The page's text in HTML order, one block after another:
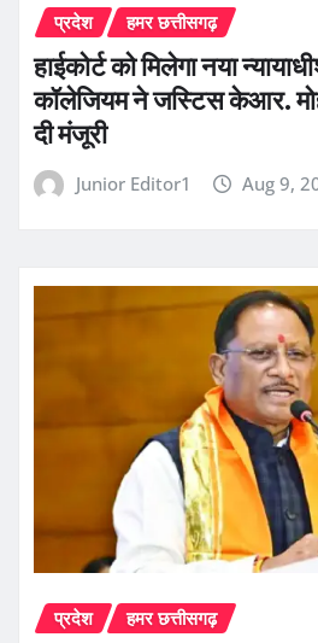
प्रदेश हमर छत्तीसगढ़
हाईकोर्ट को मिलेगा नया
कॉलेजियम ने जस्टिस केआर.
दी मंजूरी
Junior Editor1 Aug 9,
प्रदेश हमर छत्तीसगढ़